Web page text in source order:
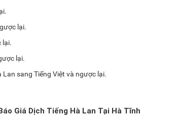
lại.
lại.
lại.
sang Tiếng Việt và ngược lại.
Giá Dịch Tiếng Hà Lan Tại Hà Tĩnh